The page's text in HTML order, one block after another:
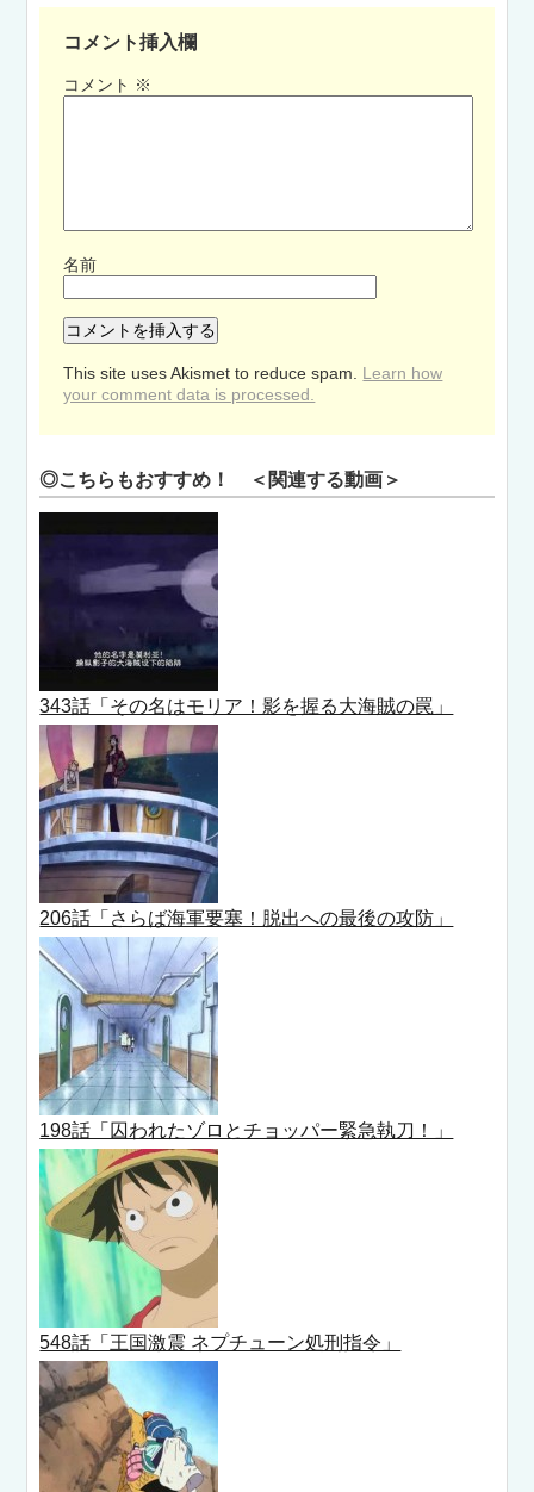
コメント挿入欄
コメント ※
名前
This site uses Akismet to reduce spam. Learn how
your comment data is processed.
◎こちらもおすすめ！ ＜関連する動画＞
343話「その名はモリア！影を握る大海賊の罠」
206話「さらば海軍要塞！脱出への最後の攻防」
198話「囚われたゾロとチョッパー緊急執刀！」
548話「王国激震 ネプチューン処刑指令」